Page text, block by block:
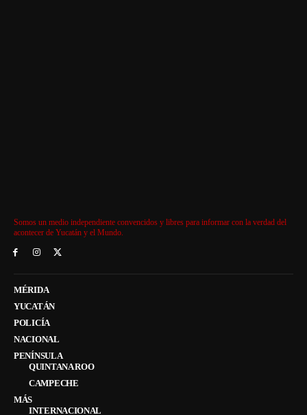
Somos un medio independiente convencidos y libres para informar con la verdad del
acontecer de Yucatán y el Mundo.
MÉRIDA
YUCATÁN
POLICÍA
NACIONAL
PENÍNSULA
QUINTANA ROO
CAMPECHE
MÁS
INTERNACIONAL